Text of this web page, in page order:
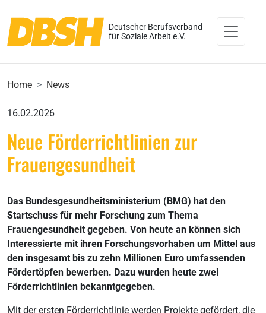
Deutscher Berufsverband
für Soziale Arbeit e.V.
Home News
16.02.2026
Neue Förderrichtlinien zur
Frauengesundheit
Das Bundesgesundheitsministerium (BMG) hat den
Startschuss für mehr Forschung zum Thema
Frauengesundheit gegeben. Von heute an können sich
Interessierte mit ihren Forschungsvorhaben um Mittel aus
den insgesamt bis zu zehn Millionen Euro umfassenden
Fördertöpfen bewerben. Dazu wurden heute zwei
Förderrichtlinien bekanntgegeben.
Mit der ersten Förderrichtlinie werden Projekte gefördert, die